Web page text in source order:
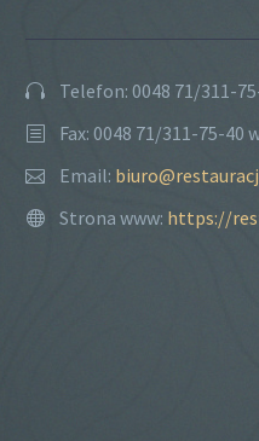
Telefon: 0048 71/311-
Fax: 0048 71/311-75-40
Email:
Strona www: https://